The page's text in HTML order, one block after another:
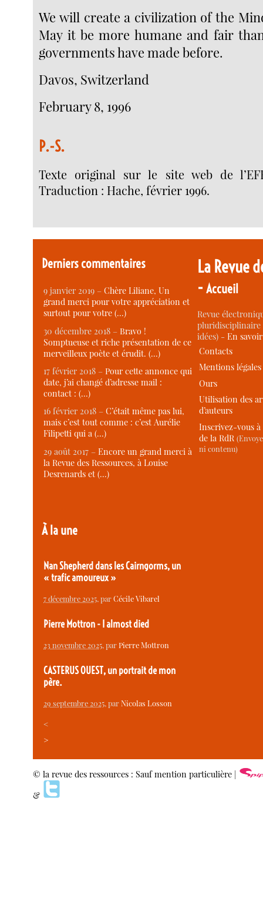
We will create a civilization of the
May it be more humane and fair
governments have made before.
Davos, Switzerland
February 8, 1996
P.-S.
Texte original sur le site web de
Traduction : Hache, février 1996.
Derniers commentaires
9 janvier 2019 –Chère Liliane, Un
grand merci pour votre appréciation et
surtout pour votre (…)
30 décembre 2018 –Bravo !
Somptueuse et riche présentation de ce
merveilleux poète et érudit. (…)
17 février 2018 –Pour cette annonce qui
date, j’ai changé d’adresse mail :
contact : (…)
16 février 2018 –C’était même pas lui,
mais c’est tout comme : c’est Aurélie
Filipetti qui a (…)
29 août 2017 –Encore un grand merci à
la Revue des Ressources, à Louise
Desrenards et (…)
À la une
Nan Shepherd dans les Cairngorms, un
« trafic amoureux »
7 décembre 2025, parCécile Vibarel
Pierre Mottron - I almost died
23 novembre 2025, parPierre Mottron
CASTERUS OUEST, un portrait de mon
père.
29 septembre 2025, parNicolas Losson
<
>
La Revue
-Accueil
Revue
idées) -En
Contacts
Mentions légales
Ours
Utilisation des
d’auteurs
Inscrivez-vous
de la RdR
ni contenu)
© la revue des ressources : Sauf mention particulière |
&